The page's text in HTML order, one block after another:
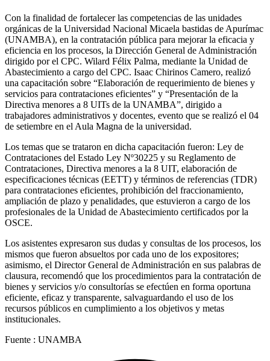
Con la finalidad de fortalecer las competencias de las unidades
orgánicas de la Universidad Nacional Micaela bastidas de Apurímac
(UNAMBA), en la contratación pública para mejorar la eficacia y
eficiencia en los procesos, la Dirección General de Administración
dirigido por el CPC. Wilard Félix Palma, mediante la Unidad de
Abastecimiento a cargo del CPC. Isaac Chirinos Camero, realizó
una capacitación sobre “Elaboración de requerimiento de bienes y
servicios para contrataciones eficientes” y “Presentación de la
Directiva menores a 8 UITs de la UNAMBA”, dirigido a
trabajadores administrativos y docentes, evento que se realizó el 04
de setiembre en el Aula Magna de la universidad.
Los temas que se trataron en dicha capacitación fueron: Ley de
Contrataciones del Estado Ley Nº30225 y su Reglamento de
Contrataciones, Directiva menores a la 8 UIT, elaboración de
especificaciones técnicas (EETT) y términos de referencias (TDR)
para contrataciones eficientes, prohibición del fraccionamiento,
ampliación de plazo y penalidades, que estuvieron a cargo de los
profesionales de la Unidad de Abastecimiento certificados por la
OSCE.
Los asistentes expresaron sus dudas y consultas de los procesos, los
mismos que fueron absueltos por cada uno de los expositores;
asimismo, el Director General de Administración en sus palabras de
clausura, recomendó que los procedimientos para la contratación de
bienes y servicios y/o consultorías se efectúen en forma oportuna
eficiente, eficaz y transparente, salvaguardando el uso de los
recursos públicos en cumplimiento a los objetivos y metas
institucionales.
Fuente : UNAMBA